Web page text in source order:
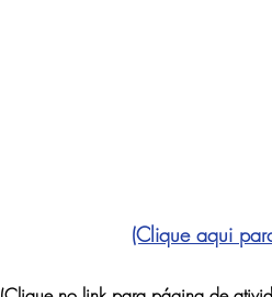
(Clique aqui